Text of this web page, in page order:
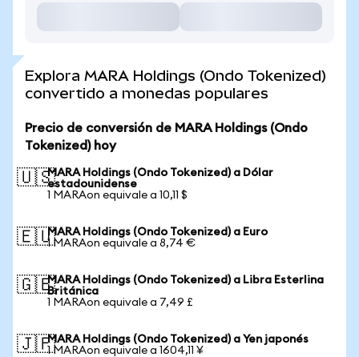
Explora MARA Holdings (Ondo Tokenized)
convertido a monedas populares
Precio de conversión de MARA Holdings (Ondo
Tokenized) hoy
🇺🇸MARA Holdings (Ondo Tokenized) a Dólar
estadounidense
1 MARAon equivale a 10,11 $
🇪🇺MARA Holdings (Ondo Tokenized) a Euro
1 MARAon equivale a 8,74 €
🇬🇧MARA Holdings (Ondo Tokenized) a Libra Esterlina
Británica
1 MARAon equivale a 7,49 £
🇯🇵MARA Holdings (Ondo Tokenized) a Yen japonés
1 MARAon equivale a 1604,11 ¥